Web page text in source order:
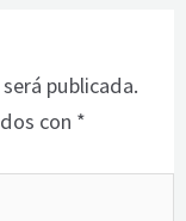
publicada.
con *